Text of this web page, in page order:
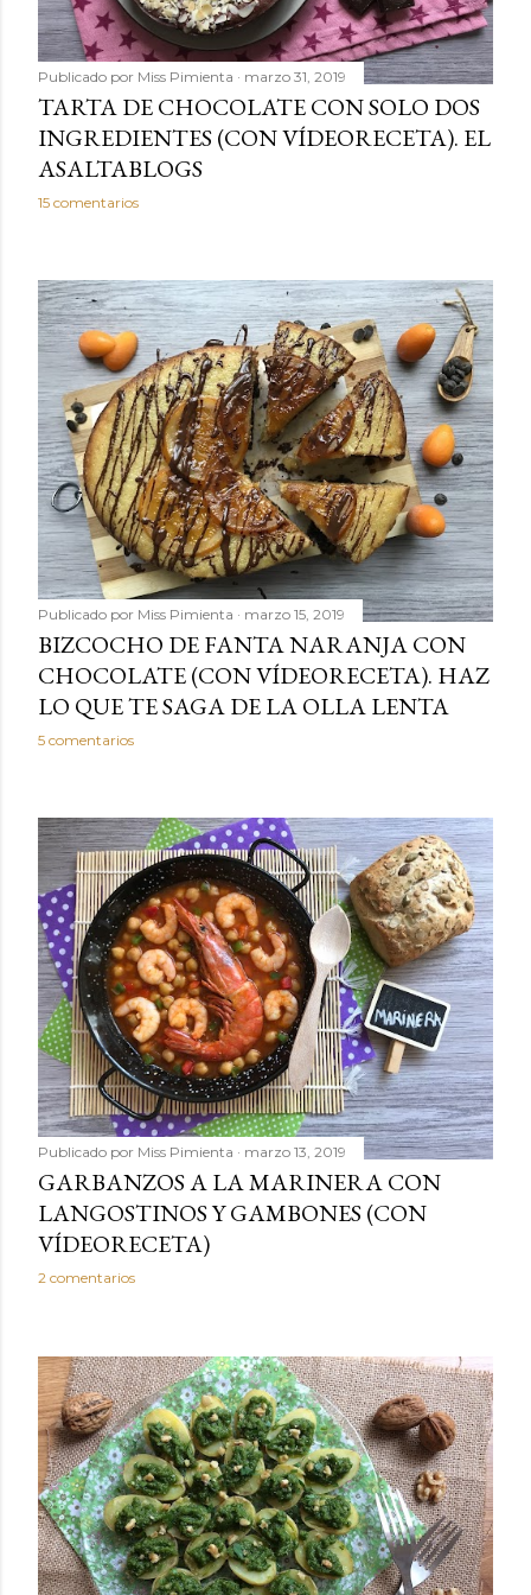
Publicado por Miss Pimienta marzo 31, 2019
TARTA DE CHOCOLATE CON SOLO DOS
INGREDIENTES (CON VÍDEORECETA). EL
ASALTABLOGS
15 comentarios
Publicado por Miss Pimienta marzo 15, 2019
BIZCOCHO DE FANTA NARANJA CON
CHOCOLATE (CON VÍDEORECETA). HAZ
LO QUE TE SAGA DE LA OLLA LENTA
5 comentarios
Publicado por Miss Pimienta marzo 13, 2019
GARBANZOS A LA MARINERA CON
LANGOSTINOS Y GAMBONES (CON
VÍDEORECETA)
2 comentarios